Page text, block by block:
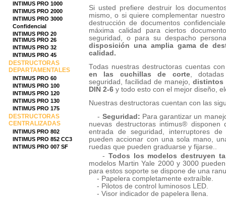
INTIMUS PRO 1000
INTIMUS PRO 2000
INTIMUS PRO 3000
Confidencial
INTIMUS PRO 20
INTIMUS PRO 26
INTIMUS PRO 32
INTIMUS PRO 45
DESTRUCTORAS
DEPARTAMENTALES
INTIMUS PRO 60
INTIMUS PRO 100
INTIMUS PRO 120
INTIMUS PRO 130
INTIMUS PRO 175
DESTRUCTORAS
CENTRALIZADAS
INTIMUS PRO 802
INTIMUS PRO 852 CC3
INTIMUS PRO 007 SF
Si usted prefiere destruir los
mismo, o si quiere complementar
destrucción de documentos
máxima calidad para ciertos
seguridad, o para su despacho
disposición una amplia gama de
calidad.
Todas nuestras destructoras cuentas
en las cuchillas de corte,
seguridad, facilidad de manejo, distintos
DIN 2-6 y todo esto con el mejor diseño,
Nuestras destructoras cuentan con las
- Seguridad: Para garantizar un
nuevas destructoras intimus® disponen
entrada de seguridad, interruptores
pueden accionar con una sola mano,
ruedas que pueden graduarse y fijarse..
- Todos los modelos destruyen
modelos Martin Yale 2000 y 3000
para estos soporte se dispone de una
- Papelera completamente extraíble.
- Pilotos de control luminosos LED.
- Visor indicador de papelera llena.